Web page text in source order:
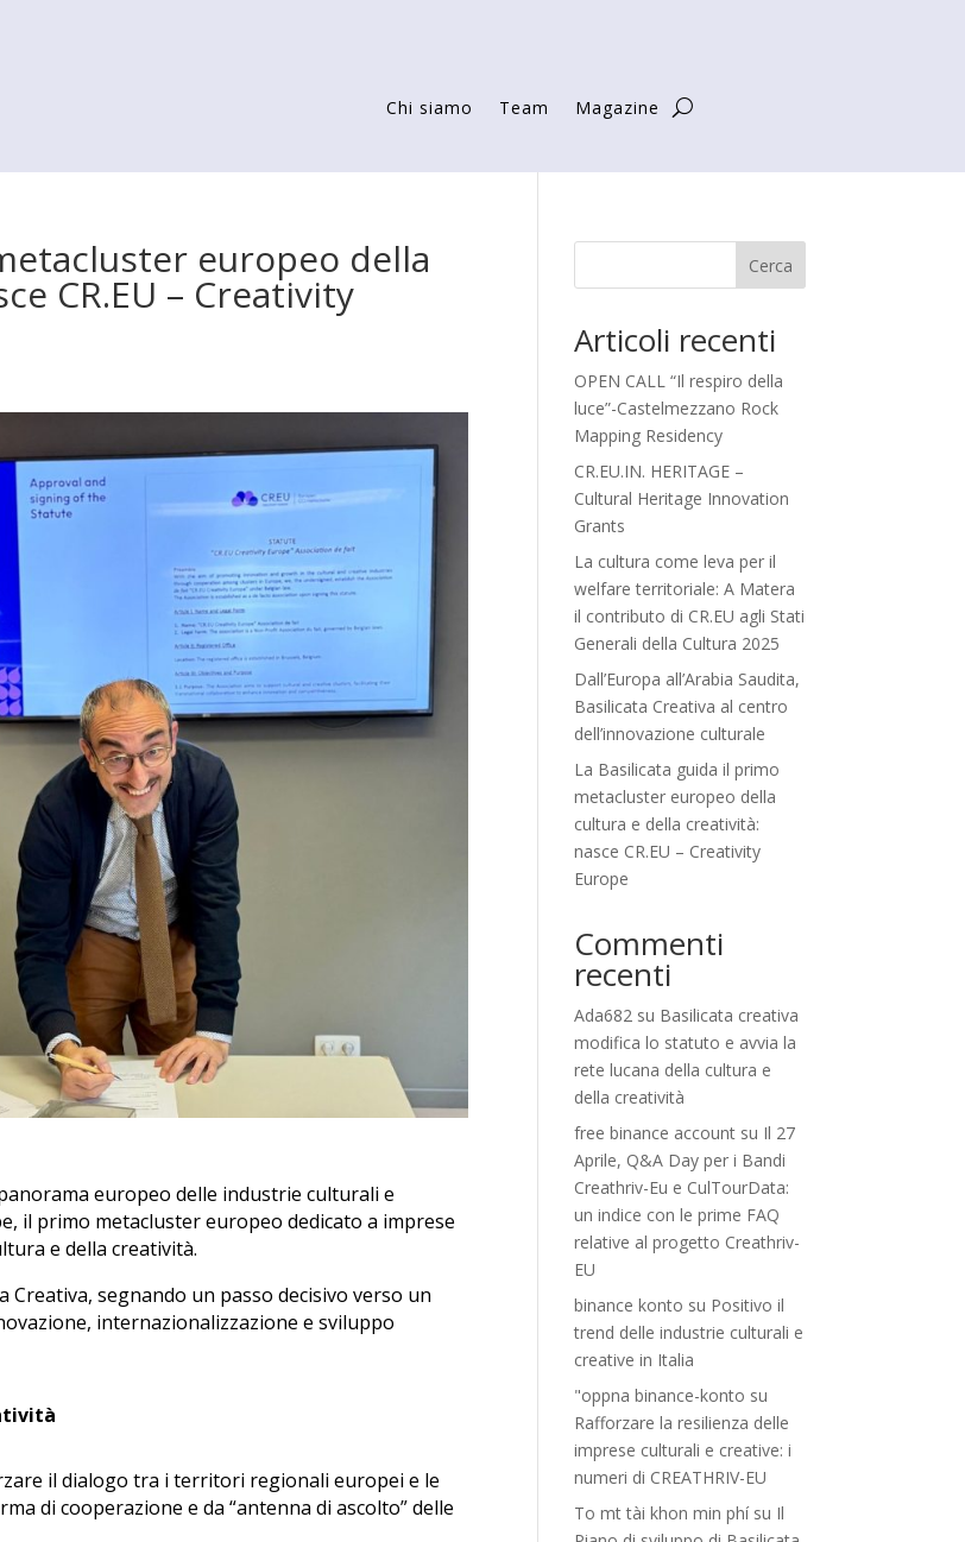
Chi siamo Team Magazine
europeo della
CR.EU – Creativity
europeo delle industrie culturali e
il primo metacluster europeo dedicato a imprese
e della creatività.
segnando un passo decisivo verso un
internazionalizzazione e sviluppo
il dialogo tra i territori regionali europei e le
di cooperazione e da “antenna di ascolto” delle
Cerca
Articoli recenti
OPEN CALL “Il respiro della
luce”-Castelmezzano Rock
Mapping Residency
CR.EU.IN. HERITAGE –
Cultural Heritage Innovation
Grants
La cultura come leva per il
welfare territoriale: A Matera
il contributo di CR.EU agli Stati
Generali della Cultura 2025
Dall’Europa all’Arabia Saudita,
Basilicata Creativa al centro
dell’innovazione culturale
La Basilicata guida il primo
metacluster europeo della
cultura e della creatività:
nasce CR.EU – Creativity
Europe
Commenti
recenti
Ada682 su Basilicata creativa
modifica lo statuto e avvia la
rete lucana della cultura e
della creatività
free binance account su Il 27
Aprile, Q&A Day per i Bandi
Creathriv-Eu e CulTourData:
un indice con le prime FAQ
relative al progetto Creathriv-
EU
binance konto su Positivo il
trend delle industrie culturali e
creative in Italia
"oppna binance-konto su
Rafforzare la resilienza delle
imprese culturali e creative: i
numeri di CREATHRIV-EU
To mt tài khon min phísu Il